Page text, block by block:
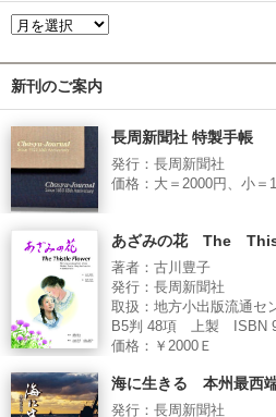
新刊のご案内
長周新聞社 特製手帳
発行：長周新聞社
価格：大＝2000円、小＝
あざみの花 The
著者：古川豊子
発行：長周新聞社
取扱：地方小出版流通セ
B5判 48項 上製 ISBN
価格：￥2000Ｅ
海に生きる 本州最西
発行：長周新聞社